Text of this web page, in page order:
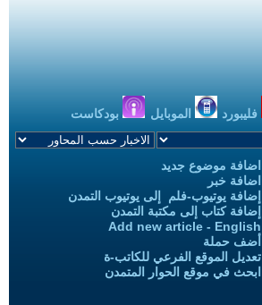
فليبورد الموبايل بودكاست
اضافة موضوع جديد
اضافة خبر
إضافة يوتيوب-فلم إلى يوتيوب التمدن
إضافة كتاب إلى مكتبة التمدن
Add new article - English
أضف حملة
تعديل الموقع الفرعي للكاتب-ة
ابحث في موقع الحوار المتمدن